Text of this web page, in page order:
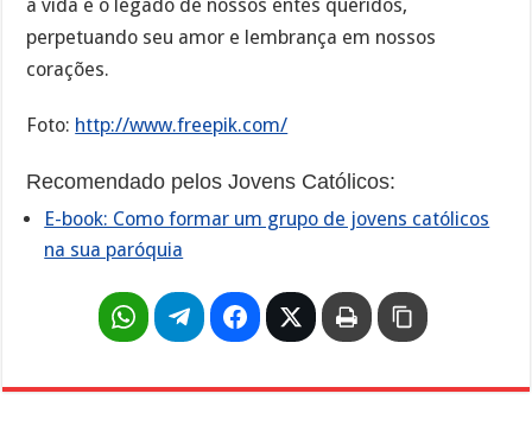
a vida e o legado de nossos entes queridos,
perpetuando seu amor e lembrança em nossos
corações.
Foto: http://www.freepik.com/
Recomendado pelos Jovens Católicos:
E-book: Como formar um grupo de jovens católicos
na sua paróquia